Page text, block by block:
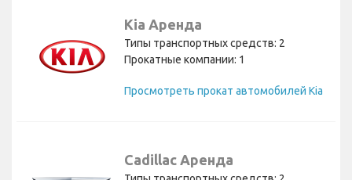
Kia Аренда
Типы транспортных средств: 2
Прокатные компании: 1
Просмотреть прокат автомобилей Kia
Cadillac Аренда